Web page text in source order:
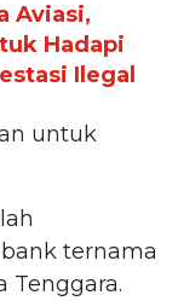
Aviasi,
Hadapi
Ilegal
untuk
ternama
Tenggara.